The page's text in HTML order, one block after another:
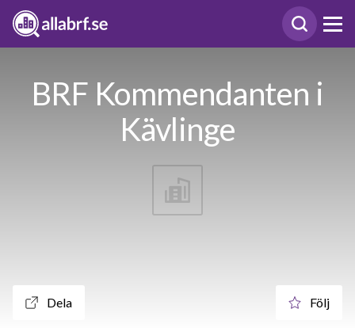
BRF Kommendanten i
Kävlinge
Dela Följ